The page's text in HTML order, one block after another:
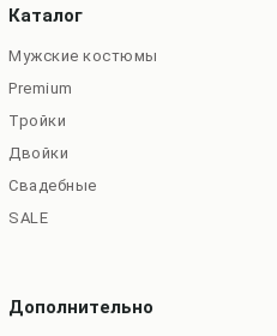
Каталог
Мужские костюмы
Premium
Тройки
Двойки
Свадебные
SALE
Дополнительно